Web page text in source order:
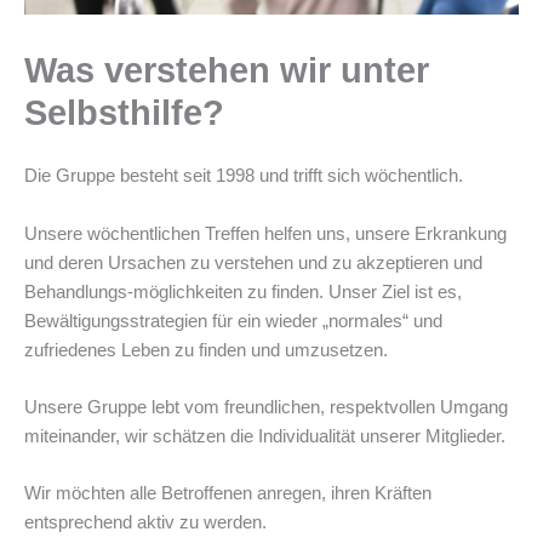
Was verstehen wir unter
Selbsthilfe?
Die Gruppe besteht seit 1998 und trifft sich wöchentlich.
Unsere wöchentlichen Treffen helfen uns, unsere Erkrankung
und deren Ursachen zu verstehen und zu akzeptieren und
Behandlungs-möglichkeiten zu finden. Unser Ziel ist es,
Bewältigungsstrategien für ein wieder „normales“ und
zufriedenes Leben zu finden und umzusetzen.
Unsere Gruppe lebt vom freundlichen, respektvollen Umgang
miteinander, wir schätzen die Individualität unserer Mitglieder.
Wir möchten alle Betroffenen anregen, ihren Kräften
entsprechend aktiv zu werden.